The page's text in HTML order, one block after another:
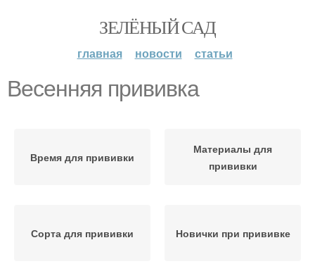
ЗЕЛЁНЫЙ САД
главная новости статьи
Весенняя прививка
Время для прививки
Материалы для
прививки
Сорта для прививки Новички при прививке